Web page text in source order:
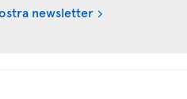
newsletter